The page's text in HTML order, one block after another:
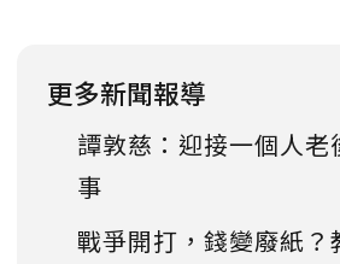
更多新聞報導
譚敦慈：迎接一個人老
事
戰爭開打，錢變廢紙？